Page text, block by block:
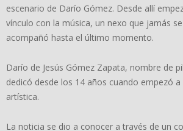
escenario de Darío Gómez. Desde allí
vínculo con la música, un nexo que jamás
acompañó hasta el último momento.
Darío de Jesús Gómez Zapata, nombre de
dedicó desde los 14 años cuando empezó
artística.
La noticia se dio a conocer a través de un